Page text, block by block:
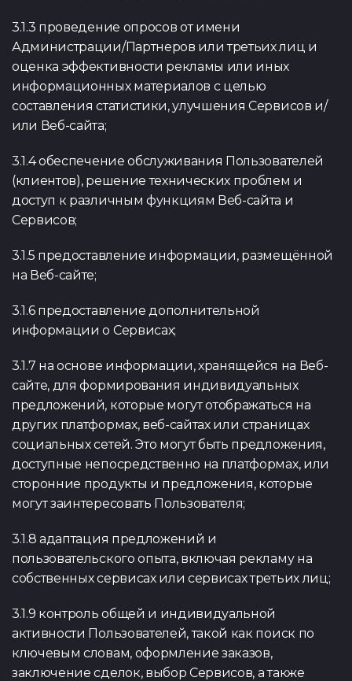
3.1.3 проведение опросов от имени
Администрации/Партнеров или третьих лиц и
оценка эффективности рекламы или иных
информационных материалов с целью
составления статистики, улучшения Сервисов и/
или Веб-сайта;
3.1.4 обеспечение обслуживания Пользователей
(клиентов), решение технических проблем и
доступ к различным функциям Веб-сайта и
Сервисов;
3.1.5 предоставление информации, размещённой
на Веб-сайте;
3.1.6 предоставление дополнительной
информации о Сервисах;
3.1.7 на основе информации, хранящейся на Веб-
сайте, для формирования индивидуальных
предложений, которые могут отображаться на
других платформах, веб-сайтах или страницах
социальных сетей. Это могут быть предложения,
доступные непосредственно на платформах, или
сторонние продукты и предложения, которые
могут заинтересовать Пользователя;
3.1.8 адаптация предложений и
пользовательского опыта, включая рекламу на
собственных сервисах или сервисах третьих лиц;
3.1.9 контроль общей и индивидуальной
активности Пользователей, такой как поиск по
ключевым словам, оформление заказов,
заключение сделок, выбор Сервисов, а также